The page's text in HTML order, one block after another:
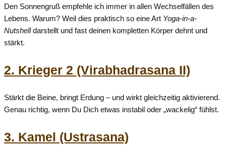
Den Sonnengruß empfehle ich immer in allen Wechselfällen des
Lebens. Warum? Weil dies praktisch so eine Art Yoga-in-a-
Nutshelldarstellt und fast deinen kompletten Körper dehnt und
stärkt.
2. Krieger 2 (Virabhadrasana II)
Stärkt die Beine, bringt Erdung – und wirkt gleichzeitig aktivierend.
Genau richtig, wenn Du Dich etwas instabil oder „wackelig“ fühlst.
3. Kamel (Ustrasana)